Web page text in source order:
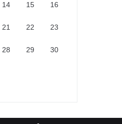
14 15 16
21 22 23
28 29 30